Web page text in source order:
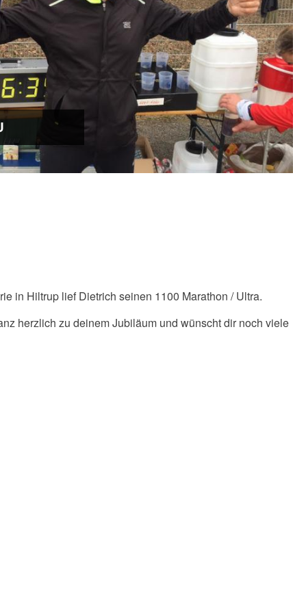
in Hiltrup lief Dietrich seinen 1100 Marathon / Ultra.
herzlich zu deinem Jubiläum und wünscht dir noch viele